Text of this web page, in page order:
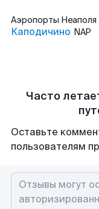
Аэропорты Неаполя
Каподичино NAP
Часто
Оставьте
пользователям